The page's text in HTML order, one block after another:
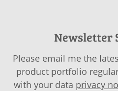
Newsletter
Please email me the
product portfolio
with your data privacy